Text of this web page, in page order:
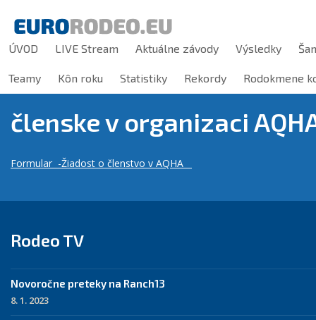
ÚVOD LIVE Stream Aktuálne závody Výsledky
Teamy Kôn roku Statistiky Rekordy Rodokmene
členske v organizaci
Formular -Žiadost o členstvo v AQHA
Rodeo TV
Novoročne preteky na Ranch13
8. 1. 2023